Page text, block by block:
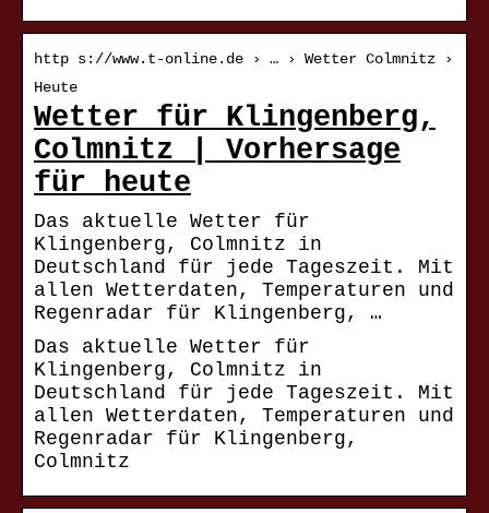
http s://www.t-online.de › … › Wetter Colmnitz ›
Heute
Wetter für Klingenberg,
Colmnitz | Vorhersage
für heute
Das aktuelle Wetter für
Klingenberg, Colmnitz in
Deutschland für jede Tageszeit. Mit
allen Wetterdaten, Temperaturen und
Regenradar für Klingenberg, …
Das aktuelle Wetter für
Klingenberg, Colmnitz in
Deutschland für jede Tageszeit. Mit
allen Wetterdaten, Temperaturen und
Regenradar für Klingenberg,
Colmnitz